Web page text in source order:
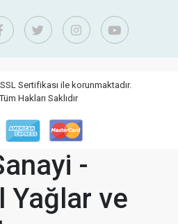
Sertifikası ile korunmaktadır.
Hakları Saklıdır
-
Yağlar ve